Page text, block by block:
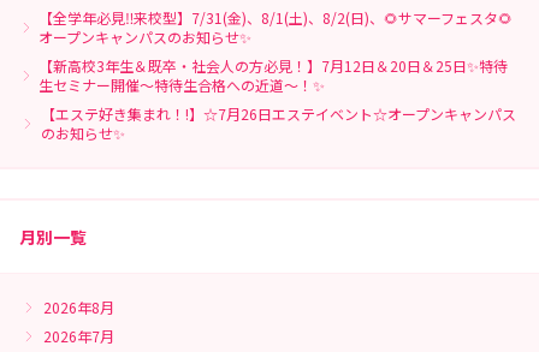
【全学年必見‼来校型】7/31(金)、8/1(土)、8/2(日)、🌻サマーフェスタ🌻
オープンキャンパスのお知らせ✨
【新高校3年生＆既卒・社会人の方必見！】7月12日＆20日＆25日✨特待
生セミナー開催～特待生合格への近道～！✨
【エステ好き集まれ！!】☆7月26日エステイベント☆オープンキャンパス
のお知らせ✨
月別一覧
2026年8月
2026年7月